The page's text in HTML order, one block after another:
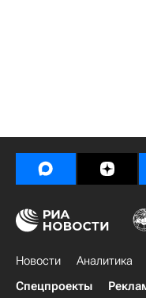
Новости Аналитика
Спецпроекты